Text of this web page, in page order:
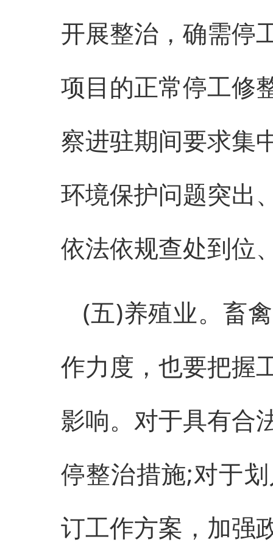
开展整治，确需停
项目的正常停工修
察进驻期间要求集
环境保护问题突出
依法依规查处到位
(五)养殖业。畜
作力度，也要把握
影响。对于具有合
停整治措施;对于
订工作方案，加强